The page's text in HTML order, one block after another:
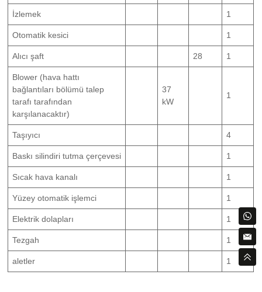
İzlemek 1
Otomatik kesici 1
Alıcı şaft 28 1
Blower (hava hattı
bağlantıları bölümü talep
tarafı tarafından
karşılanacaktır)
37
kW
1
Taşıyıcı 4
Baskı silindiri tutma çerçevesi 1
Sıcak hava kanalı 1
Yüzey otomatik işlemci 1
Elektrik dolapları 1
Tezgah 1
aletler 1